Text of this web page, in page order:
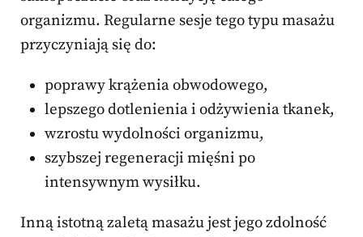
organizmu. Regularne sesje tego typu masażu
przyczyniają się do:
poprawy krążenia obwodowego,
lepszego dotlenienia i odżywienia tkanek,
wzrostu wydolności organizmu,
szybszej regeneracji mięśni po
intensywnym wysiłku.
Inną istotną zaletą masażu jest jego zdolność